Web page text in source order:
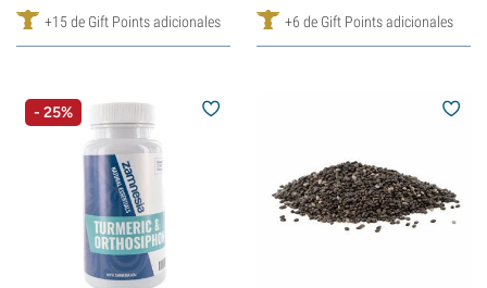
+15 de Gift Points adicionales +6 de Gift Points adicionales
- 25%